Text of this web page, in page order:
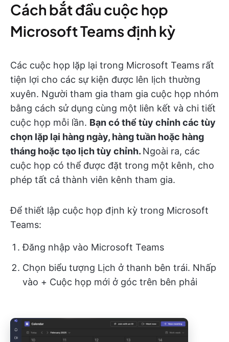
Cách bắt đầu cuộc họp
Microsoft Teams định kỳ
Các cuộc họp lặp lại trong Microsoft Teams rất
tiện lợi cho các sự kiện được lên lịch thường
xuyên. Người tham gia tham gia cuộc họp nhóm
bằng cách sử dụng cùng một liên kết và chi tiết
cuộc họp mỗi lần. Bạn có thể tùy chỉnh các tùy
chọn lặp lại hàng ngày, hàng tuần hoặc hàng
tháng hoặc tạo lịch tùy chỉnh. Ngoài ra, các
cuộc họp có thể được đặt trong một kênh, cho
phép tất cả thành viên kênh tham gia.
Để thiết lập cuộc họp định kỳ trong Microsoft
Teams:
Đăng nhập vào Microsoft Teams
Chọn biểu tượng Lịch ở thanh bên trái. Nhấp
vào + Cuộc họp mới ở góc trên bên phải